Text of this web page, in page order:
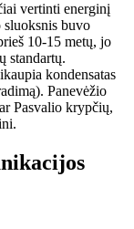
vertinti energinį
buvo
10-15 metų, jo
standartų.
kondensatas
Panevėžio
Pasvalio krypčių,